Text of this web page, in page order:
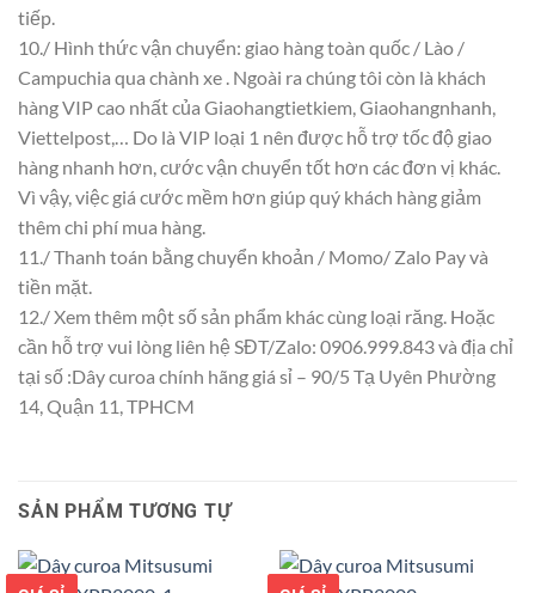
tiếp.
10./ Hình thức vận chuyển: giao hàng toàn quốc / Lào /
Campuchia qua chành xe . Ngoài ra chúng tôi còn là khách
hàng VIP cao nhất của Giaohangtietkiem, Giaohangnhanh,
Viettelpost,… Do là VIP loại 1 nên được hỗ trợ tốc độ giao
hàng nhanh hơn, cước vận chuyển tốt hơn các đơn vị khác.
Vì vậy, việc giá cước mềm hơn giúp quý khách hàng giảm
thêm chi phí mua hàng.
11./ Thanh toán bằng chuyển khoản / Momo/ Zalo Pay và
tiền mặt.
12./ Xem thêm một số sản phẩm khác cùng loại răng. Hoặc
cần hỗ trợ vui lòng liên hệ SĐT/Zalo: 0906.999.843 và địa chỉ
tại số :Dây curoa chính hãng giá sỉ – 90/5 Tạ Uyên Phường
14, Quận 11, TPHCM
SẢN PHẨM TƯƠNG TỰ